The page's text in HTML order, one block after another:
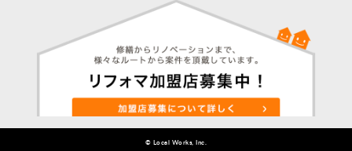
© Local Works, Inc.